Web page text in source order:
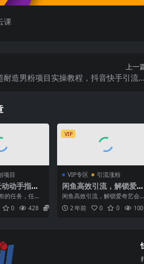
课
上一
耐造男粉项目实操教程，抖音快手引流到
项目
动手指就
量操作，
，收益无
的任务，任务
种草视频下载
台即可，...
0 428
VIP
VIP专区 引流涨粉
闲鱼高效引流，解锁爱奇
艺会员推广新玩法，小白
也能轻松日入三位数【揭
秘】
闲鱼高效引流，解锁爱奇艺会员
推广新玩法，小白也能轻松日入
三位数【揭秘】 爱奇艺是...
2 年前 0 0 100